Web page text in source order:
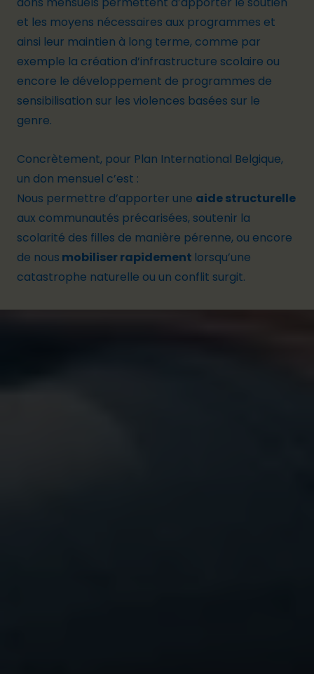
et les moyens nécessaires aux programmes et
ainsi leur maintien à long terme, comme par
exemple la création d’infrastructure scolaire ou
encore le développement de programmes de
sensibilisation sur les violences basées sur le
genre.
Concrètement, pour Plan International Belgique,
un don mensuel c’est :
Nous permettre d’apporter une aide structurelle
aux communautés précarisées, soutenir la
scolarité des filles de manière pérenne, ou encore
de nous mobiliser rapidement lorsqu’une
catastrophe naturelle ou un conflit surgit.